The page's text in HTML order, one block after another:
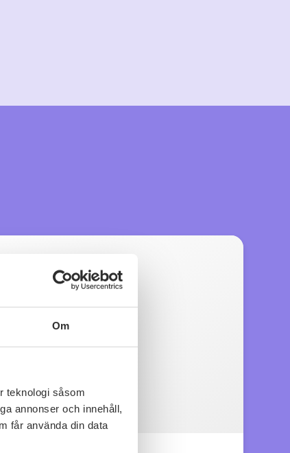
Om
teknologi såsom
annonser och innehåll,
får använda din data